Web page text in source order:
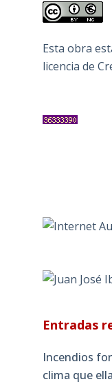
Esta obra
licencia de
Entradas
Incendios
clima que